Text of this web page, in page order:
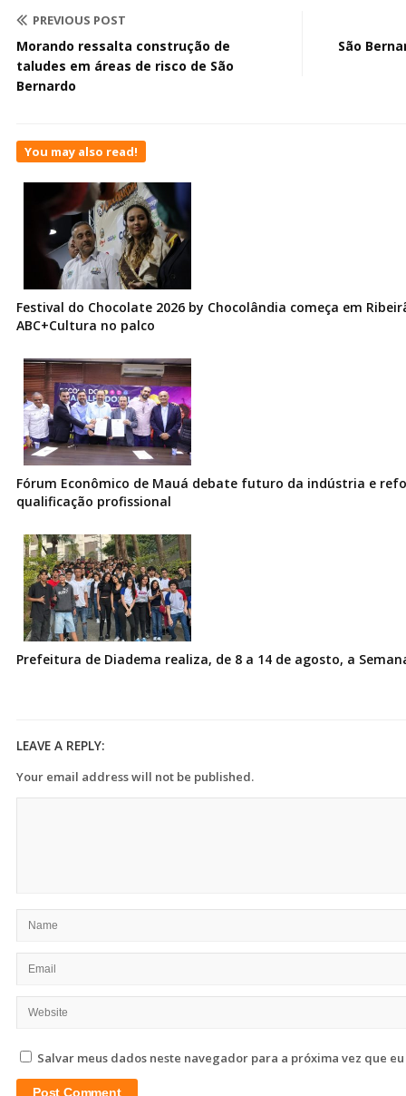
PREVIOUS POST
Morando ressalta construção de
taludes em áreas de risco de São
Bernardo
São
You may also read!
Festival do Chocolate 2026 by Chocolândia começa em
ABC+Cultura no palco
Fórum Econômico de Mauá debate futuro da indústria e
qualificação profissional
Prefeitura de Diadema realiza, de 8 a 14 de agosto, a
LEAVE A REPLY:
Your email address will not be published.
Salvar meus dados neste navegador para a próxima vez que